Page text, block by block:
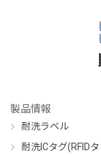
製品情報
耐洗ラベル
耐洗ICタグ(RFIDタ